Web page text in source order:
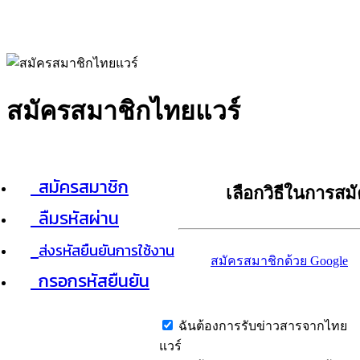
สมัครสมาชิกไทยแวร์
สมัครสมาชิก
ลืมรหัสผ่าน
ส่งรหัสยืนยันการใช้งาน
กรอกรหัสยืนยัน
เลือกวิธีในการส
สมัครสมาชิกด้วย Google
ฉันต้องการรับข่าวสารจากไทย
แวร์